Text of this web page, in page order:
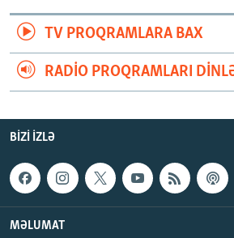
TV PROQRAMLARA BAX
RADIO PROQRAMLARI
BIZI IZLƏ
MƏLUMAT